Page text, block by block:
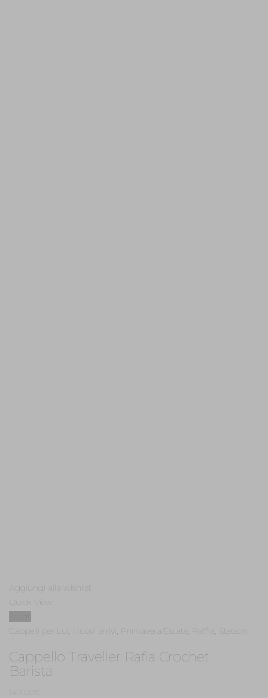
Aggiungi alla wishlist
Quick View
Cappelli per Lui , Nuovi arrivi , Primavera/Estate , Raffia, Stetson
Cappello Traveller Rafia Crochet
Barista
149,00